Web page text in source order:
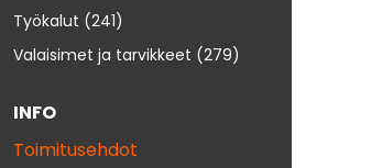
Työkalut (241)
Valaisimet ja tarvikkeet (279)
INFO
Toimitusehdot